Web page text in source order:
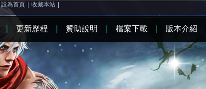
設為首頁 收藏本站